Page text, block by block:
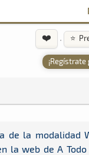
❤️ · ⭐
¡Regístrate
de la modalidad
la web de A